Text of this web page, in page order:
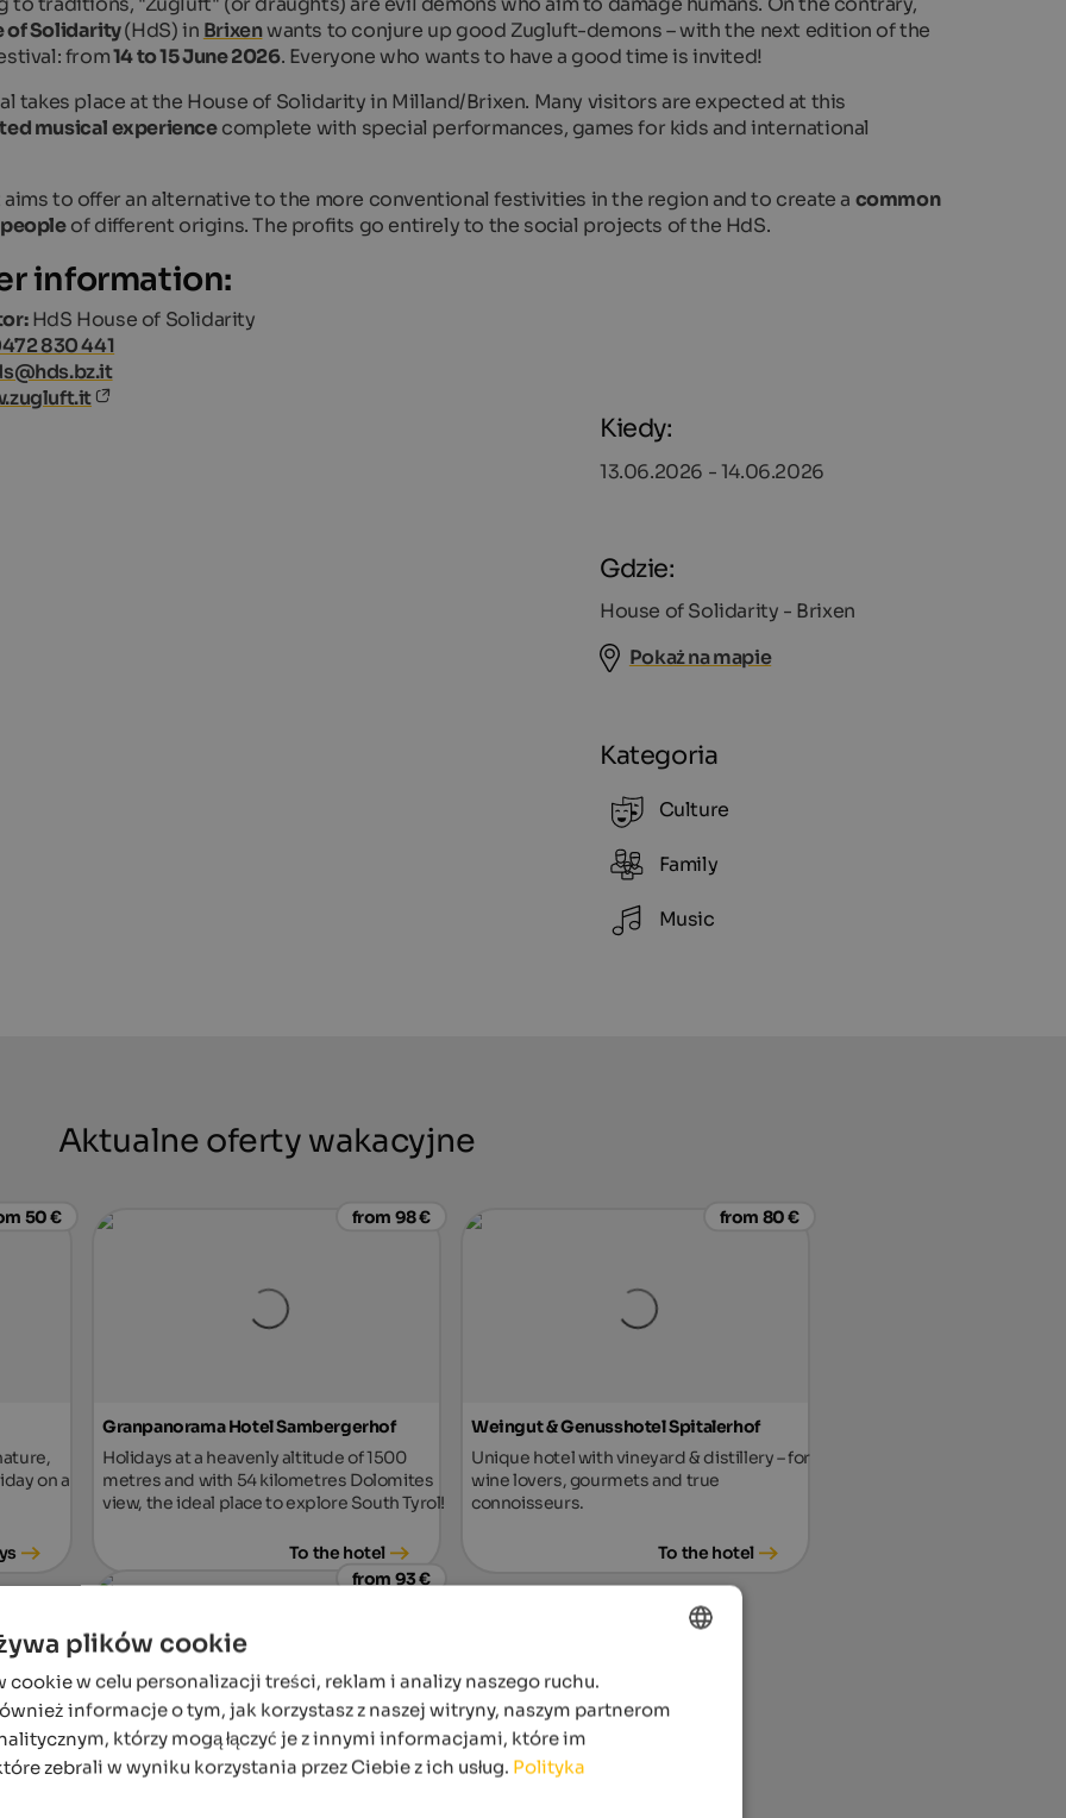
of Solidarity(HdS) in Brixenwants to conjure up good Zugluft-demons – with the next edition of the
from14 to 15 June 2026. Everyone who wants to have a good time is invited!
takes place at the House of Solidarity in Milland/Brixen. Many visitors are expected at this
musical experiencecomplete with special performances, games for kids and international
aims to offer an alternative to the more conventional festivities in the region and to create a common
of different origins. The profits go entirely to the social projects of the HdS.
information:
HdS House of Solidarity
830 441
Kiedy:
13.06.2026 - 14.06.2026
Gdzie:
House of Solidarity - Brixen
Pokaż na mapie
Kategoria
Culture
Family
Music
Aktualne oferty wakacyjne
50 €
on a
from 98 €
Granpanorama Hotel Sambergerhof
Holidays at a heavenly altitude of 1500
metres and with 54 kilometres Dolomites
view, the ideal place to explore South Tyrol!
To the hotel
from 80 €
Weingut & Genusshotel Spitalerhof
Unique hotel with vineyard & distillery – for
wine lovers, gourmets and true
connoisseurs.
To the hotel
from 93 €
POLISH
plików cookie
cookie w celu personalizacji treści, reklam i analizy naszego ruchu.
informacje o tym, jak korzystasz z naszej witryny, naszym partnerom
którzy mogą łączyć je z innymi informacjami, które im
zebrali w wyniku korzystania przez Ciebie z ich usług. Polityka